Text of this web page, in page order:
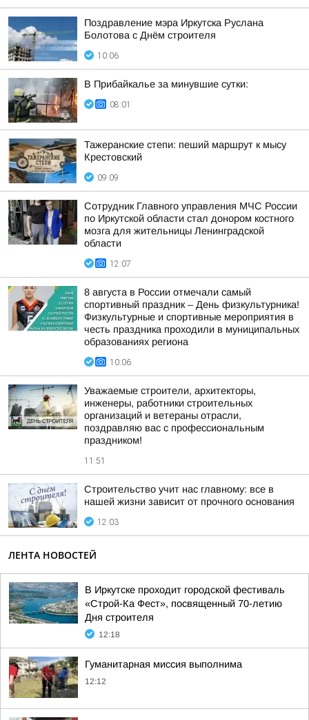
Поздравление мэра Иркутска Руслана
Болотова с Днём строителя
10:06
В Прибайкалье за минувшие сутки:
08:01
Тажеранские степи: пеший маршрут к мысу
Крестовский
09:09
Сотрудник Главного управления МЧС России
по Иркутской области стал донором костного
мозга для жительницы Ленинградской
области
12:07
8 августа в России отмечали самый
спортивный праздник – День физкультурника!
Физкультурные и спортивные мероприятия в
честь праздника проходили в муниципальных
образованиях региона
10:06
Уважаемые строители, архитекторы,
инженеры, работники строительных
организаций и ветераны отрасли,
поздравляю вас с профессиональным
праздником!
11:51
Строительство учит нас главному: все в
нашей жизни зависит от прочного основания
12:03
ЛЕНТА НОВОСТЕЙ
В Иркутске проходит городской фестиваль
«Строй-Ка Фест», посвященный 70-летию
Дня строителя
12:18
Гуманитарная миссия выполнима
12:12